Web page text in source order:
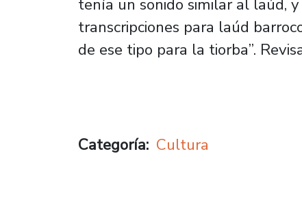
tenía un sonido similar al laúd,
transcripciones para laúd
de ese tipo para la tiorba”.
Categoría Cultura